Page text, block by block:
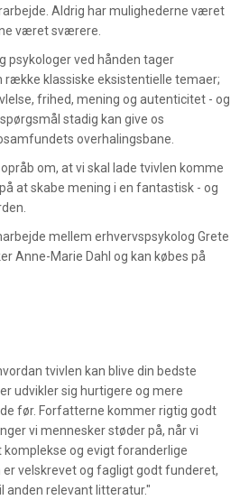
Aldrig har mulighederne været
været sværere.
psykologer ved hånden tager
klassiske eksistentielle temaer;
frihed, mening og autenticitet - og
stadig kan give os
overhalingsbane.
om, at vi skal lade tvivlen komme
at skabe mening i en fantastisk - og
mellem erhvervspsykolog Grete
Anne-Marie Dahl og kan købes på
tvivlen kan blive din bedste
udvikler sig hurtigere og mere
før. Forfatterne kommer rigtig godt
vi mennesker støder på, når vi
og evigt foranderlige
er velskrevet og fagligt godt funderet,
anden relevant litteratur."